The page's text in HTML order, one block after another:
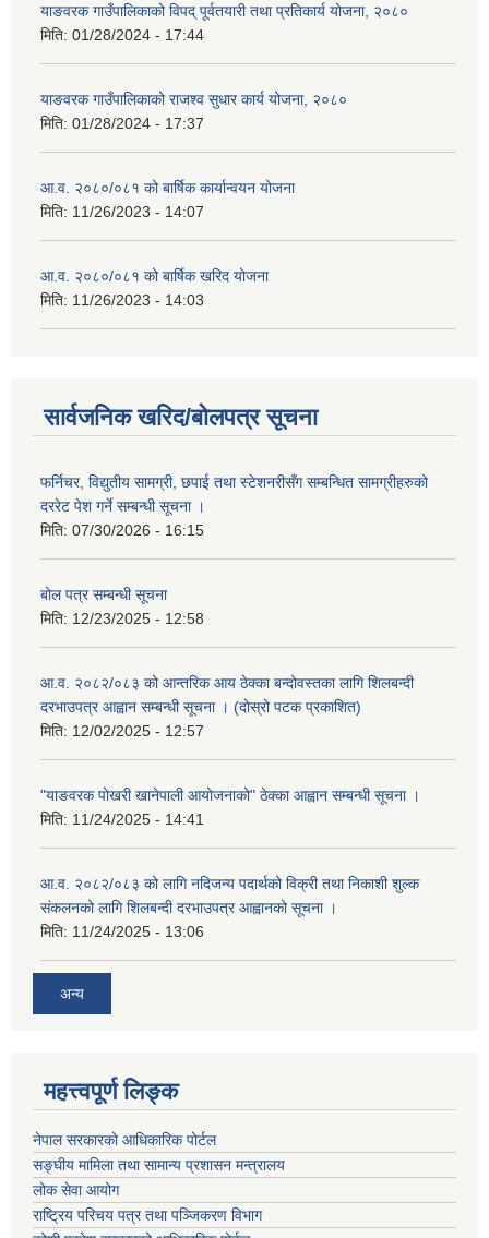
याङवरक गाउँपालिकाको विपद् पूर्वतयारी तथा प्रतिकार्य योजना, २०८०
मिति: 01/28/2024 - 17:44
याङवरक गाउँपालिकाको राजश्व सुधार कार्य योजना, २०८०
मिति: 01/28/2024 - 17:37
आ.व. २०८०/०८१ को बार्षिक कार्यान्वयन योजना
मिति: 11/26/2023 - 14:07
आ.व. २०८०/०८१ को बार्षिक खरिद योजना
मिति: 11/26/2023 - 14:03
सार्वजनिक खरिद/बोलपत्र सूचना
फर्निचर, विद्युतीय सामग्री, छपाई तथा स्टेशनरीसँग सम्बन्धित सामग्रीहरुको
दररेट पेश गर्ने सम्बन्धी सूचना ।
मिति: 07/30/2026 - 16:15
बोल पत्र सम्बन्धी सूचना
मिति: 12/23/2025 - 12:58
आ.व. २०८२/०८३ को आन्तरिक आय ठेक्का बन्दोवस्तका लागि शिलबन्दी
दरभाउपत्र आह्वान सम्बन्धी सूचना । (दोस्रो पटक प्रकाशित)
मिति: 12/02/2025 - 12:57
"याङवरक पोखरी खानेपाली आयोजनाको" ठेक्का आह्वान सम्बन्धी सूचना ।
मिति: 11/24/2025 - 14:41
आ.व. २०८२/०८३ को लागि नदिजन्य पदार्थको विक्री तथा निकाशी शुल्क
संकलनको लागि शिलबन्दी दरभाउपत्र आह्वानको सूचना ।
मिति: 11/24/2025 - 13:06
अन्य
महत्त्वपूर्ण लिङ्क
नेपाल सरकारको आधिकारिक पोर्टल
सङ्‍घीय मामिला तथा सामान्य प्रशासन मन्त्रालय
लोक सेवा आयोग
राष्ट्रिय परिचय पत्र तथा पञ्जिकरण विभाग